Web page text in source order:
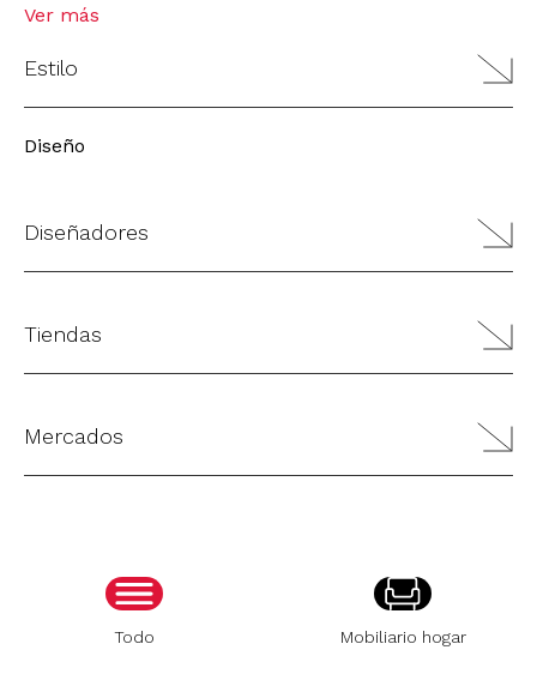
Ver más
Estilo
Diseño
Diseñadores
Tiendas
Mercados
Todo Mobiliario hogar